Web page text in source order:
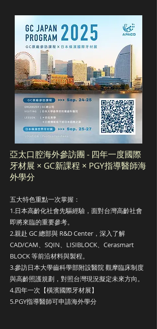
亞太口腔海外參訪團 - 四年一度國際
牙材展 × GC新課程 × PGY指導醫師海
外學分
五大特色重點一次掌握：
1.日本高齡化社會先驅經驗，面對台灣高齡社會
即將來臨的重要參考。
2.親赴 GC 總部與 R&D Center，深入了解
CAD/CAM、SQIN、LISIBLOCK、Cerasmart
BLOCK 等前沿材料與製程。
3.參訪日本大學齒科學部附設醫院 觀摩臨床制度
與高齡照護規劃，對照台灣現況擬定未來方向。
4.四年一次【橫濱國際牙材展】
5.PGY指導醫師可申請海外學分